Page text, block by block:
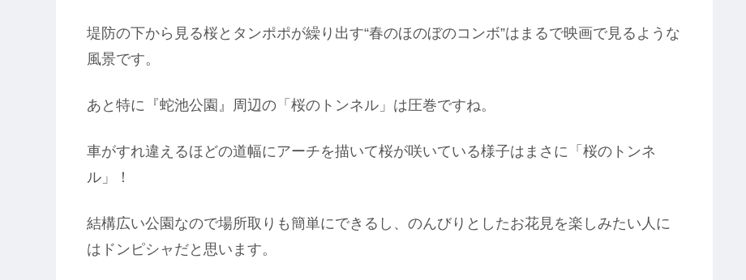
堤防の下から見る桜とタンポポが繰り出す“春のほのぼのコンボ”はまるで映画で見るような
風景です。
あと特に『蛇池公園』周辺の「桜のトンネル」は圧巻ですね。
車がすれ違えるほどの道幅にアーチを描いて桜が咲いている様子はまさに「桜のトンネ
ル」！
結構広い公園なので場所取りも簡単にできるし、のんびりとしたお花見を楽しみたい人に
はドンピシャだと思います。